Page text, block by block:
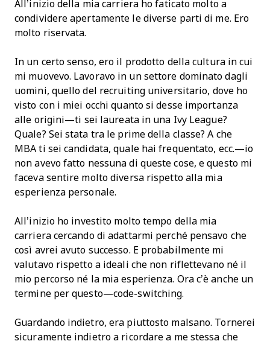
All’inizio della mia carriera ho faticato molto a
condividere apertamente le diverse parti di me. Ero
molto riservata.
In un certo senso, ero il prodotto della cultura in cui
mi muovevo. Lavoravo in un settore dominato dagli
uomini, quello del recruiting universitario, dove ho
visto con i miei occhi quanto si desse importanza
alle origini—ti sei laureata in una Ivy League?
Quale? Sei stata tra le prime della classe? A che
MBA ti sei candidata, quale hai frequentato, ecc.—io
non avevo fatto nessuna di queste cose, e questo mi
faceva sentire molto diversa rispetto alla mia
esperienza personale.
All’inizio ho investito molto tempo della mia
carriera cercando di adattarmi perché pensavo che
così avrei avuto successo. E probabilmente mi
valutavo rispetto a ideali che non riflettevano né il
mio percorso né la mia esperienza. Ora c’è anche un
termine per questo—code-switching.
Guardando indietro, era piuttosto malsano. Tornerei
sicuramente indietro a ricordare a me stessa che